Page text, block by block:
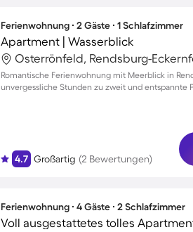
Ferienwohnung ∙ 2 Gäste ∙ 1 Schlafzimmer
Apartment | Wasserblick
Romantische Ferienwohnung mit Meerblick in
unvergessliche Stunden zu zweit und entspannte
4.7 Großartig (2 Bewertungen)
Ferienwohnung ∙ 4 Gäste ∙ 2 Schlafzimmer